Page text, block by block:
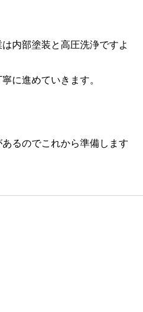
内部塗装と高圧洗浄ですよ
に進めていきます。
るのでこれから準備します